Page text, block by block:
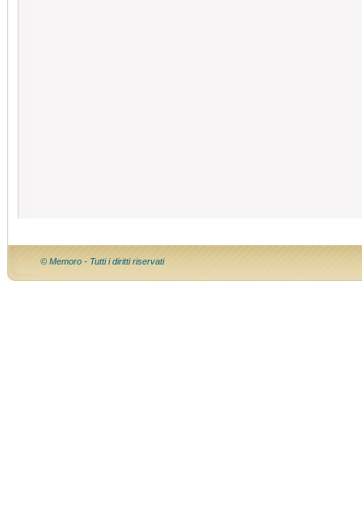
© Memoro - Tutti i diritti riservati